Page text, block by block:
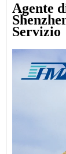
Agente
Servizio